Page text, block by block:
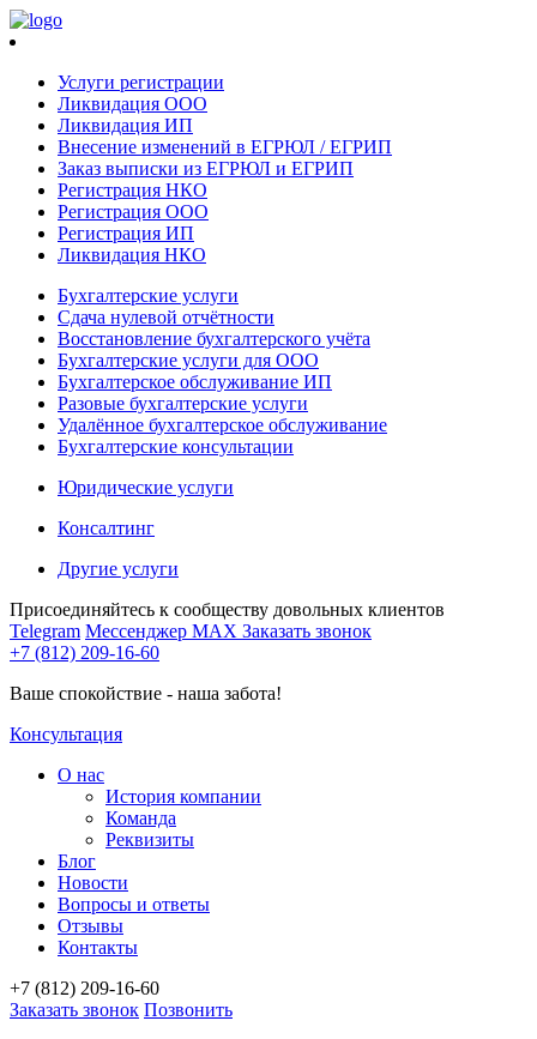
Услуги регистрации
Ликвидация ООО
Ликвидация ИП
Внесение изменений в ЕГРЮЛ / ЕГРИП
Заказ выписки из ЕГРЮЛ и ЕГРИП
Регистрация НКО
Регистрация ООО
Регистрация ИП
Ликвидация НКО
Бухгалтерские услуги
Сдача нулевой отчётности
Восстановление бухгалтерского учёта
Бухгалтерские услуги для ООО
Бухгалтерское обслуживание ИП
Разовые бухгалтерские услуги
Удалённое бухгалтерское обслуживание
Бухгалтерские консультации
Юридические услуги
Консалтинг
Другие услуги
Присоединяйтесь к сообществу довольных клиентов
Telegram Мессенджер MAX Заказать звонок
+7 (812) 209-16-60
Ваше спокойствие - наша забота!
Консультация
О нас
История компании
Команда
Реквизиты
Блог
Новости
Вопросы и ответы
Отзывы
Контакты
+7 (812) 209-16-60
Заказать звонок Позвонить